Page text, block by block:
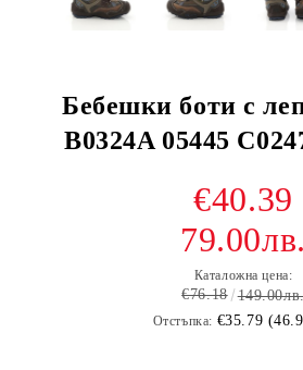
Бебешки боти с
B0324A 05445
€40.39
79.00лв.
Каталожна цена:
€76.18
Отстъпка: €35.79